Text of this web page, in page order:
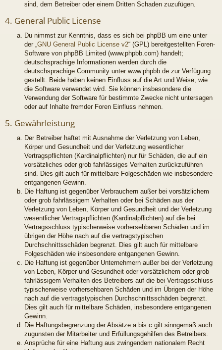
sind, dem Betreiber oder einem Dritten Schaden zuzufügen.
4. General Public License
Du nimmst zur Kenntnis, dass es sich bei phpBB um eine unter
der „GNU General Public License v2“ (GPL) bereitgestellten Foren-
Software von phpBB Limited (www.phpbb.com) handelt;
deutschsprachige Informationen werden durch die
deutschsprachige Community unter www.phpbb.de zur Verfügung
gestellt. Beide haben keinen Einfluss auf die Art und Weise, wie
die Software verwendet wird. Sie können insbesondere die
Verwendung der Software für bestimmte Zwecke nicht untersagen
oder auf Inhalte fremder Foren Einfluss nehmen.
5. Gewährleistung
Der Betreiber haftet mit Ausnahme der Verletzung von Leben,
Körper und Gesundheit und der Verletzung wesentlicher
Vertragspflichten (Kardinalpflichten) nur für Schäden, die auf ein
vorsätzliches oder grob fahrlässiges Verhalten zurückzuführen
sind. Dies gilt auch für mittelbare Folgeschäden wie insbesondere
entgangenen Gewinn.
Die Haftung ist gegenüber Verbrauchern außer bei vorsätzlichem
oder grob fahrlässigem Verhalten oder bei Schäden aus der
Verletzung von Leben, Körper und Gesundheit und der Verletzung
wesentlicher Vertragspflichten (Kardinalpflichten) auf die bei
Vertragsschluss typischerweise vorhersehbaren Schäden und im
übrigen der Höhe nach auf die vertragstypischen
Durchschnittsschäden begrenzt. Dies gilt auch für mittelbare
Folgeschäden wie insbesondere entgangenen Gewinn.
Die Haftung ist gegenüber Unternehmern außer bei der Verletzung
von Leben, Körper und Gesundheit oder vorsätzlichem oder grob
fahrlässigem Verhalten des Betreibers auf die bei Vertragsschluss
typischerweise vorhersehbaren Schäden und im Übrigen der Höhe
nach auf die vertragstypischen Durchschnittsschäden begrenzt.
Dies gilt auch für mittelbare Schäden, insbesondere entgangenen
Gewinn.
Die Haftungsbegrenzung der Absätze a bis c gilt sinngemäß auch
zugunsten der Mitarbeiter und Erfüllungsgehilfen des Betreibers.
Ansprüche für eine Haftung aus zwingendem nationalem Recht